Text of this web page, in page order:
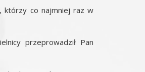
którzy co najmniej raz w
przeprowadził Pan